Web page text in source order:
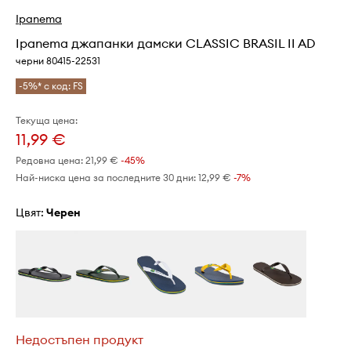
Ipanema
Ipanema джапанки дамски CLASSIC BRASIL II AD
черни 80415-22531
-5%* с код: FS
Текуща цена:
11,99 €
Редовна цена: 21,99 € -45%
Най-ниска цена за последните 30 дни: 12,99 € -7%
Цвят: черен
Недостъпен продукт